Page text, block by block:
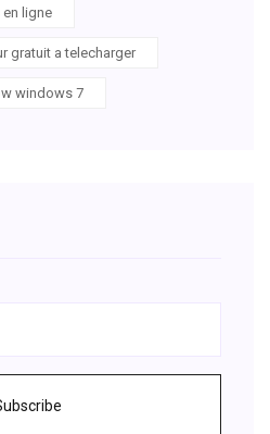
ligne
gratuit a telecharger
windows 7